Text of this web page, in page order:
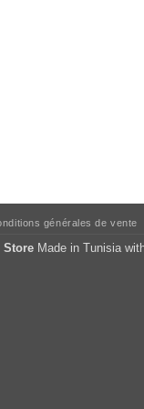
générales de vente
Store Made in Tunisia